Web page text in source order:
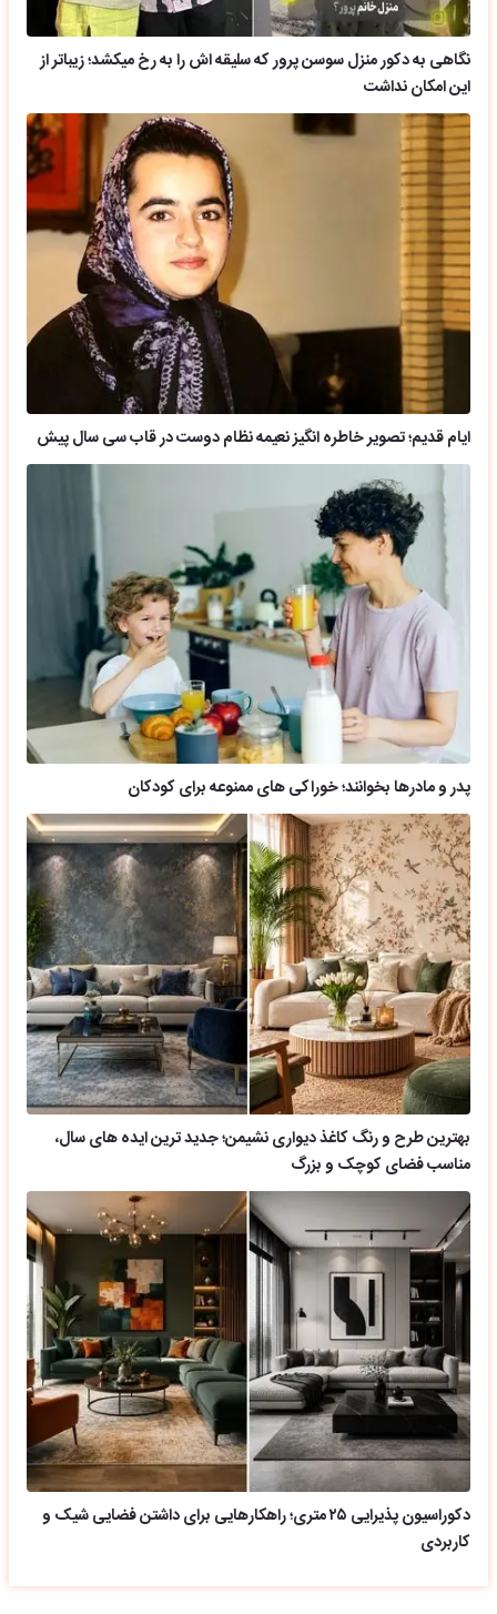
نگاهی به دکور منزل سوسن پرور که سلیقه اش را به رخ میکشد؛ زیباتر از
این امکان نداشت
ایام قدیم؛ تصویر خاطره انگیز نعیمه نظام دوست در قاب سی سال پیش
پدر و مادرها بخوانند؛ خوراکی های ممنوعه برای کودکان
بهترین طرح و رنگ کاغذ دیواری نشیمن؛ جدید ترین ایده های سال،
مناسب فضای کوچک و بزرگ
دکوراسیون پذیرایی ۲۵ متری؛ راهکارهایی برای داشتن فضایی شیک و
کاربردی